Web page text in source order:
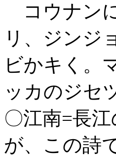
コウナン
リ、ジンジ
ビかキく。
ッカのジ
〇江南=長
が、この詩